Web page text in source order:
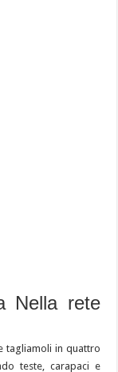
Nella rete
tagliamoli in quattro
teste, carapaci e